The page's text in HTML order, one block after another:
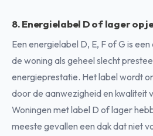
8. Energielabel D of lager op
Een energielabel D, E, F of G is
de woning als geheel slecht
energieprestatie. Het label wordt
door de aanwezigheid en kwaliteit
Woningen met label D of lager
meeste gevallen een dak dat niet